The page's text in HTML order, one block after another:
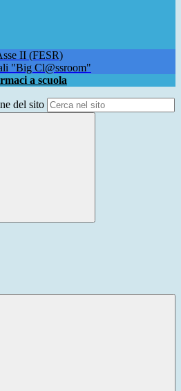
II (FESR)
"Big Cl@ssroom"
a scuola
del sito